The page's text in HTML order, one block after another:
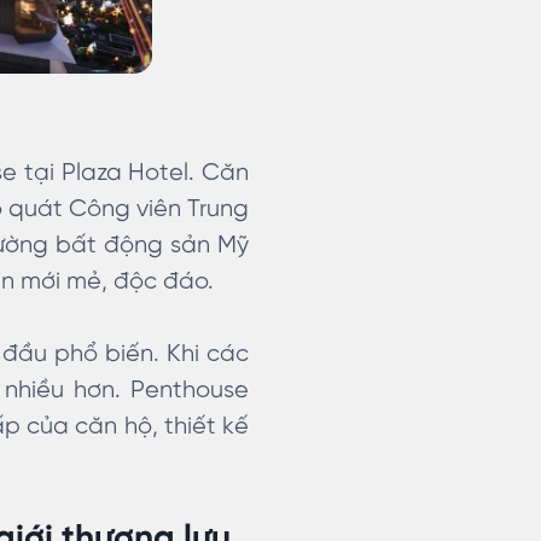
tại Plaza Hotel. Căn
Công viên Trung
bất động sản Mỹ
mới mẻ, độc đáo.
phổ biến. Khi các
hơn. Penthouse
của căn hộ, thiết kế